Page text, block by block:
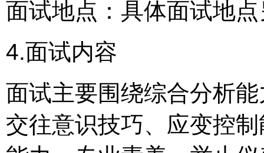
面试地点：具体面试地
4.面试内容
面试主要围绕综合分析
交往意识技巧、应变控